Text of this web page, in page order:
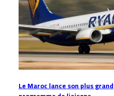
Le Maroc lance son plus grand